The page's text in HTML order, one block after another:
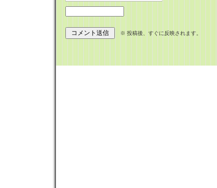
※ 投稿後、すぐに反映されます。